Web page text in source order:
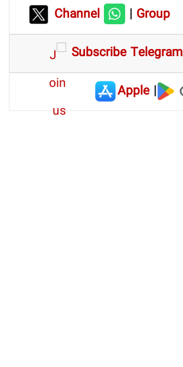
Channel |Group
Subscribe Telegram
|
Apple